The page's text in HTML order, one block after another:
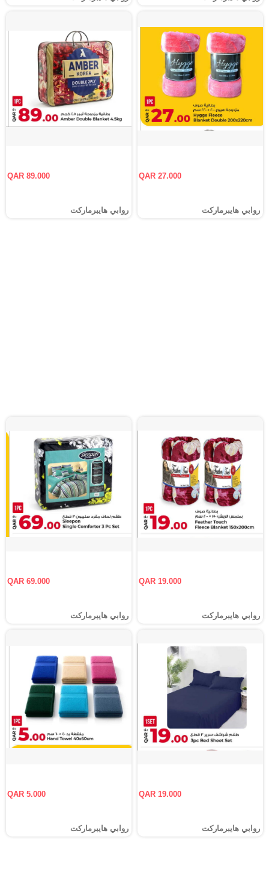
QAR 27.000
روابي هايبرماركت
QAR 89.000
روابي هايبرماركت
QAR 19.000
روابي هايبرماركت
QAR 69.000
روابي هايبرماركت
QAR 19.000
روابي هايبرماركت
QAR 5.000
روابي هايبرماركت